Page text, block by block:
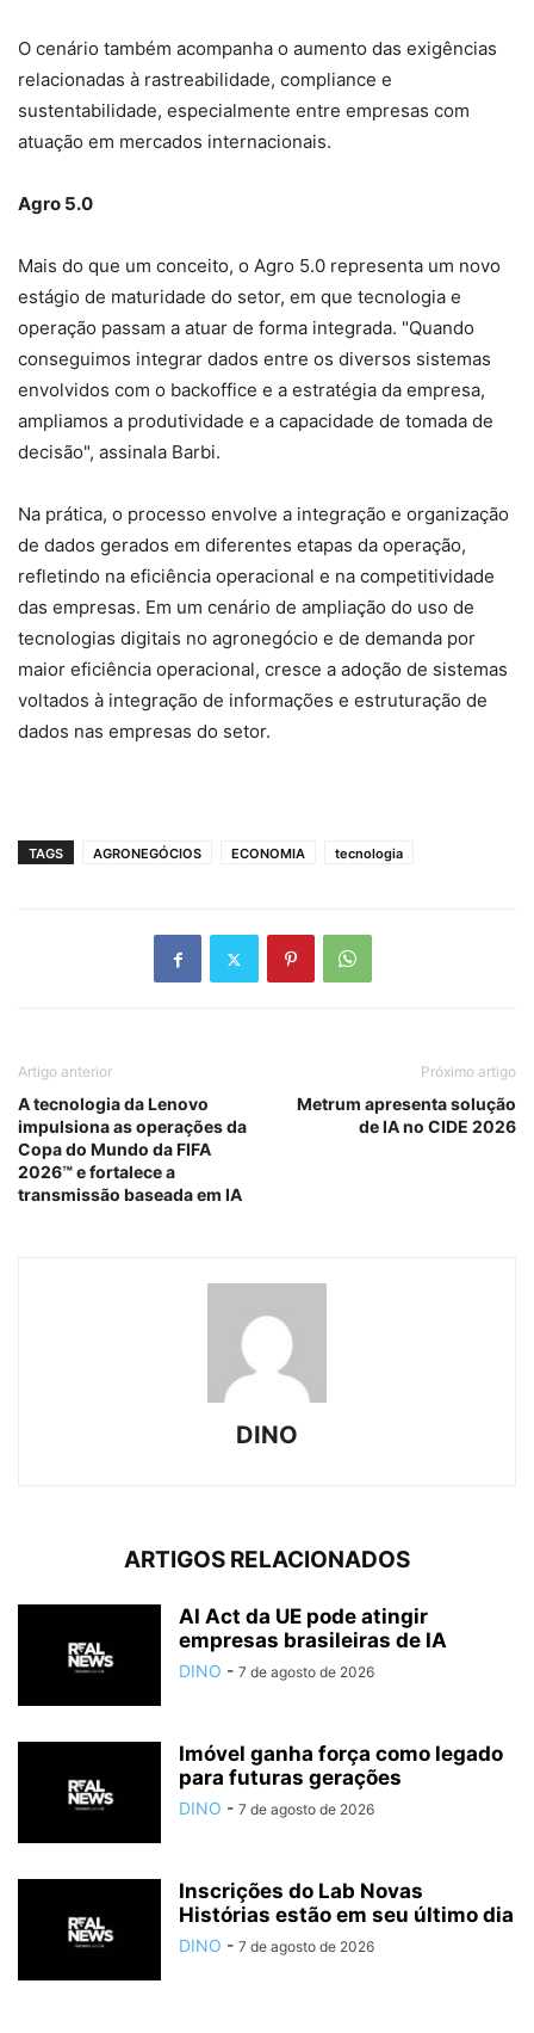
O cenário também acompanha o aumento das exigências
relacionadas à rastreabilidade, compliance e
sustentabilidade, especialmente entre empresas com
atuação em mercados internacionais.
Agro 5.0
Mais do que um conceito, o Agro 5.0 representa um novo
estágio de maturidade do setor, em que tecnologia e
operação passam a atuar de forma integrada. "Quando
conseguimos integrar dados entre os diversos sistemas
envolvidos com o backoffice e a estratégia da empresa,
ampliamos a produtividade e a capacidade de tomada de
decisão", assinala Barbi.
Na prática, o processo envolve a integração e organização
de dados gerados em diferentes etapas da operação,
refletindo na eficiência operacional e na competitividade
das empresas. Em um cenário de ampliação do uso de
tecnologias digitais no agronegócio e de demanda por
maior eficiência operacional, cresce a adoção de sistemas
voltados à integração de informações e estruturação de
dados nas empresas do setor.
TAGS AGRONEGÓCIOS ECONOMIA tecnologia
Artigo anterior
A tecnologia da Lenovo
impulsiona as operações da
Copa do Mundo da FIFA
2026™ e fortalece a
transmissão baseada em IA
Próximo artigo
Metrum apresenta solução
de IA no CIDE 2026
DINO
ARTIGOS RELACIONADOS
AI Act da UE pode atingir
empresas brasileiras de IA
DINO - 7 de agosto de 2026
Imóvel ganha força como legado
para futuras gerações
DINO - 7 de agosto de 2026
Inscrições do Lab Novas
Histórias estão em seu último dia
DINO - 7 de agosto de 2026